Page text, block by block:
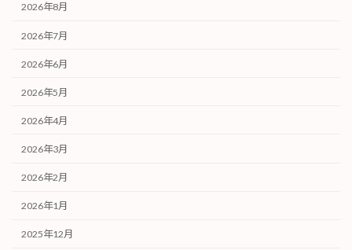
2026年8月
2026年7月
2026年6月
2026年5月
2026年4月
2026年3月
2026年2月
2026年1月
2025年12月